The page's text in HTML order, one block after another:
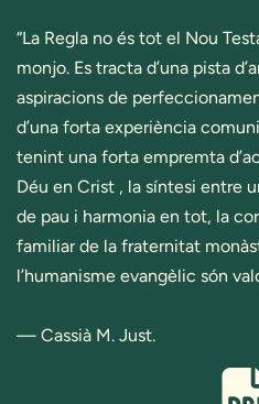
“La Regla no és tot el Nou
monjo. Es tracta d’una pista
aspiracions de
d’una forta experiència
tenint una forta empremta
Déu en Crist , la síntesi entre
de pau i harmonia en tot, la
familiar de la fraternitat
l’humanisme evangèlic són
— Cassià M. Just.